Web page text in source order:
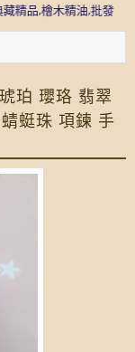
木精油,批發 運用七
珀 瓔珞 翡翠
蜓珠 項鍊 手